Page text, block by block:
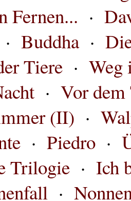
Fernen... ·
· Buddha·
Tiere · Weg
· Vor dem
(II) ·
· Piedro ·
Trilogie · Ich
·